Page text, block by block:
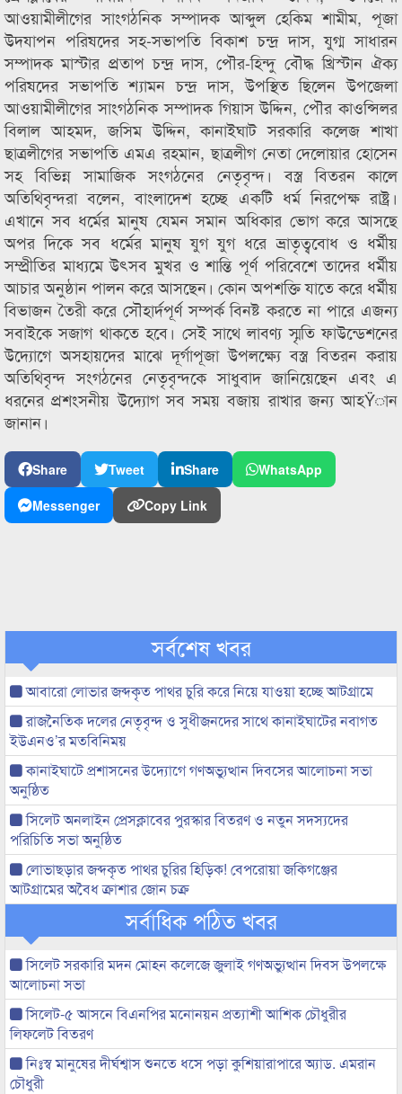
আওয়ামীলীগের সাংগঠনিক সম্পাদক আব্দুল হেকিম শামীম, পূজা
উদযাপন পরিষদের সহ-সভাপতি বিকাশ চন্দ্র দাস, যুগ্ম সাধারন
সম্পাদক মাস্টার প্রতাপ চন্দ্র দাস, পৌর-হিন্দু বৌদ্ধ খ্রিস্টান ঐক্য
পরিষদের সভাপতি শ্যামন চন্দ্র দাস, উপস্থিত ছিলেন উপজেলা
আওয়ামীলীগের সাংগঠনিক সম্পাদক গিয়াস উদ্দিন, পৌর কাওন্সিলর
বিলাল আহমদ, জসিম উদ্দিন, কানাইঘাট সরকারি কলেজ শাখা
ছাত্রলীগের সভাপতি এমএ রহমান, ছাত্রলীগ নেতা দেলোয়ার হোসেন
সহ বিভিন্ন সামাজিক সংগঠনের নেতৃবৃন্দ। বস্ত্র বিতরন কালে
অতিথিবৃন্দরা বলেন, বাংলাদেশ হচ্ছে একটি ধর্ম নিরপেক্ষ রাষ্ট্র।
এখানে সব ধর্মের মানুষ যেমন সমান অধিকার ভোগ করে আসছে
অপর দিকে সব ধর্মের মানুষ যুগ যুগ ধরে ভ্রাতৃত্ববোধ ও ধর্মীয়
সম্প্রীতির মাধ্যমে উৎসব মুখর ও শান্তি পূর্ণ পরিবেশে তাদের ধর্মীয়
আচার অনুষ্ঠান পালন করে আসছেন। কোন অপশক্তি যাতে করে ধর্মীয়
বিভাজন তৈরী করে সৌহার্দপূর্ণ সম্পর্ক বিনষ্ট করতে না পারে এজন্য
সবাইকে সজাগ থাকতে হবে। সেই সাথে লাবণ্য স্মৃতি ফাউন্ডেশনের
উদ্যোগে অসহায়দের মাঝে দূর্গাপূজা উপলক্ষ্যে বস্ত্র বিতরন করায়
অতিথিবৃন্দ সংগঠনের নেতৃবৃন্দকে সাধুবাদ জানিয়েছেন এবং এ
ধরনের প্রশংসনীয় উদ্যোগ সব সময় বজায় রাখার জন্য আহŸান
জানান।
Share Tweet Share
WhatsApp
Messenger
Copy Link
সর্বশেষ খবর
আবারো লোভার জব্দকৃত পাথর চুরি করে নিয়ে যাওয়া হচ্ছে আটগ্রামে
রাজনৈতিক দলের নেতৃবৃন্দ ও সুধীজনদের সাথে কানাইঘাটের নবাগত
ইউএনও’র মতবিনিময়
কানাইঘাটে প্রশাসনের উদ্যোগে গণঅভ্যুত্থান দিবসের আলোচনা সভা
অনুষ্ঠিত
সিলেট অনলাইন প্রেসক্লাবের পুরস্কার বিতরণ ও নতুন সদস্যদের
পরিচিতি সভা অনুষ্ঠিত
লোভাছড়ার জব্দকৃত পাথর চুরির হিড়িক! বেপরোয়া জকিগঞ্জের
আটগ্রামের অবৈধ ক্রাশার জোন চক্র
সর্বাধিক পঠিত খবর
সিলেট সরকারি মদন মোহন কলেজে জুলাই গণঅভ্যুত্থান দিবস উপলক্ষে
আলোচনা সভা
সিলেট-৫ আসনে বিএনপির মনোনয়ন প্রত্যাশী আশিক চৌধুরীর
লিফলেট বিতরণ
নিঃস্ব মানুষের দীর্ঘশ্বাস শুনতে ধসে পড়া কুশিয়ারাপারে অ্যাড. এমরান
চৌধুরী